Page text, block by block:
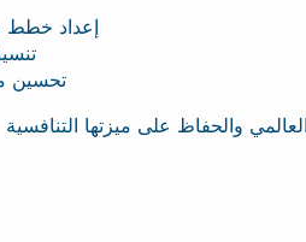
إعداد خطط
تحسين